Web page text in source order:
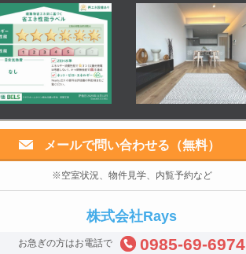
メールで問い合わせる（無料）
※空室状況、物件見学、内覧予約など
株式会社Rays
お急ぎの方はお電話で 0985-69-6974